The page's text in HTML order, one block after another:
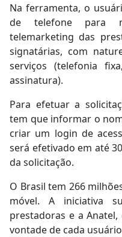
Na ferramenta, o
de telefone para
telemarketing das
signatárias, com
serviços (telefonia
assinatura).
Para efetuar a
tem que informar o
criar um login de
será efetivado em até
da solicitação.
O Brasil tem 266
móvel. A iniciativa
prestadoras e a
vontade de cada